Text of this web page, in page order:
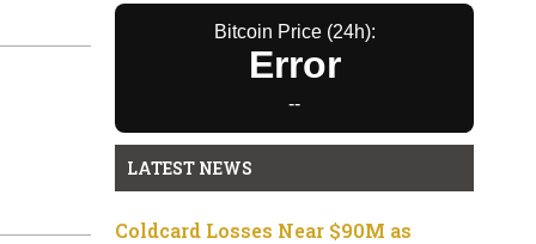
Bitcoin Price (24h):
Error
--
LATEST NEWS
Coldcard Losses Near $90M as